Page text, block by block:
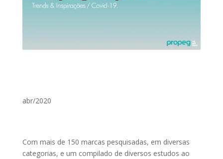
abr/2020
Com mais de 150 marcas pesquisadas, em diversas
categorias, e um compilado de diversos estudos ao